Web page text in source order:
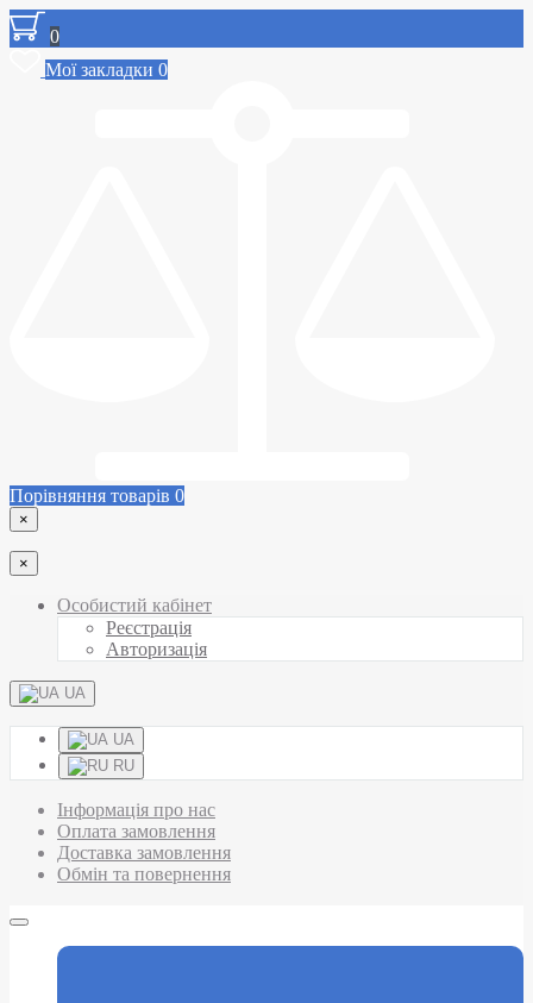
0
Мої закладки 0
Порівняння товарів 0
×
×
Особистий кабінет
Реєстрація
Авторизація
UA
UA
RU
Інформація про нас
Оплата замовлення
Доставка замовлення
Обмін та повернення